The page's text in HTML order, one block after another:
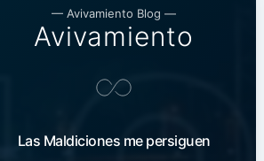
— Avivamiento Blog —
Avivamiento
Las Maldiciones me persiguen